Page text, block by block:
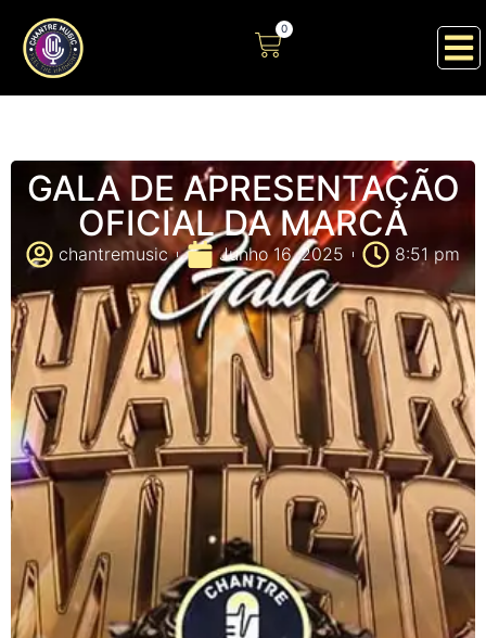
0
GALA DE APRESENTAÇÃO
OFICIAL DA MARCA
chantremusic Junho 16, 2025 8:51 pm